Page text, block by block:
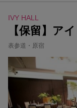
IVY HALL
【保留】ア
表参道・原宿